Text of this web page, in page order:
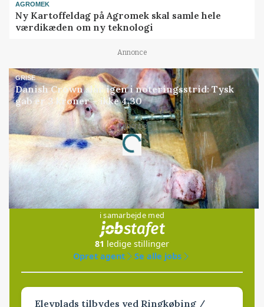
AGROMEK
Ny Kartoffeldag på Agromek skal samle hele
værdikæden om ny teknologi
Annonce
GRISE
Danish Crown slår igen i noteringsstrid: Tysk
gab er 3 kroner – ikke 4,30
Annonce
Loading...
Jobs
i samarbejde med
81 ledige stillinger
Opret agent
Se alle jobs
Elevplads tilbydes ved Ringkøbing /